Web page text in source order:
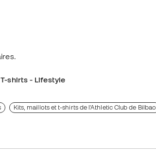
T-shirts - Lifestyle
Kits, maillots et t-shirts de l'Athletic Club de Bilbao